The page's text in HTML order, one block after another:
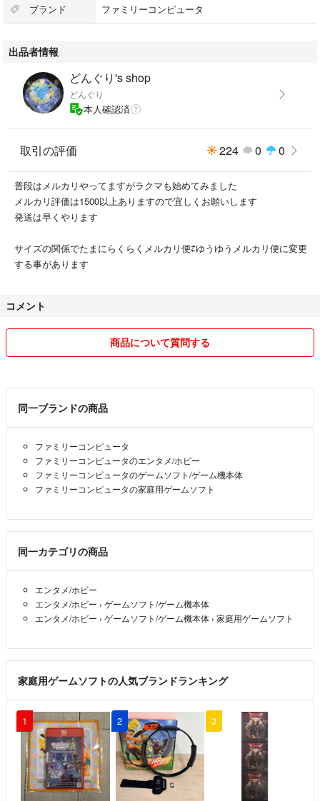
状態は写真でご確認くださいませ
ブランド ファミリーコンピュータ
出品者情報
どんぐり's shop
どんぐり
本人確認済
取引の評価 224 0 0
普段はメルカリやってますがラクマも始めてみました
メルカリ評価は1500以上ありますので宜しくお願いします
発送は早くやります
サイズの関係でたまにらくらくメルカリ便⇄ゆうゆうメルカリ便に変更
する事があります
コメント
商品について質問する
同一ブランドの商品
ファミリーコンピュータ
ファミリーコンピュータのエンタメ/ホビー
ファミリーコンピュータのゲームソフト/ゲーム機本体
ファミリーコンピュータの家庭用ゲームソフト
同一カテゴリの商品
エンタメ/ホビー
エンタメ/ホビー › ゲームソフト/ゲーム機本体
エンタメ/ホビー › ゲームソフト/ゲーム機本体 › 家庭用ゲームソフト
家庭用ゲームソフトの人気ブランドランキング
1 2 3